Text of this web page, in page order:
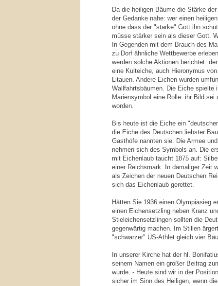
Da die heiligen Bäume die Stärke
der Gedanke nahe: wer einen
ohne dass der "starke" Gott ihn
müsse stärker sein als dieser Gott.
In Gegenden mit dem Brauch des
zu Dorf ähnliche Wettbewerbe
werden solche Aktionen berichtet:
eine Kulteiche, auch Hieronymus
Litauen. Andere Eichen wurden
Wallfahrtsbäumen. Die Eiche spielte
Mariensymbol eine Rolle: ihr Bild sei
worden.
Bis heute ist die Eiche ein
die Eiche des Deutschen liebster
Gasthöfe nannten sie. Die Armee
nehmen sich des Symbols an. Die
mit Eichenlaub taucht 1875 auf:
einer Reichsmark. In damaliger Zeit
als Zeichen der neuen Deutschen
sich das Eichenlaub gerettet.
Hätten Sie 1936 einen Olympiasieg
einen Eichensetzling neben Kranz
Stieleichensetzlingen sollten die
gegenwärtig machen. Im Stillen
"schwarzer" US-Athlet gleich vier
In unserer Kirche hat der hl.
seinem Namen ein großer Beitrag
wurde. - Heute sind wir in der
sicher im Sinn des Heiligen, wenn